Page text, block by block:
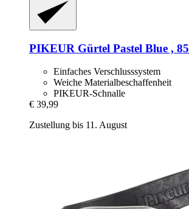
PIKEUR Gürtel Pastel Blue , 85
Einfaches Verschlusssystem
Weiche Materialbeschaffenheit
PIKEUR-Schnalle
€ 39,99
Zustellung bis 11. August